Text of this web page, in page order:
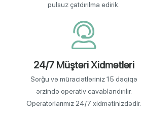
pulsuz çatdırılma edirik.
24/7 Müştəri Xidmətləri
Sorğu və müraciətləriniz 15 dəqiqə
ərzində operativ cavablandırılır.
Operatorlarımız 24/7 xidmətinizdədir.